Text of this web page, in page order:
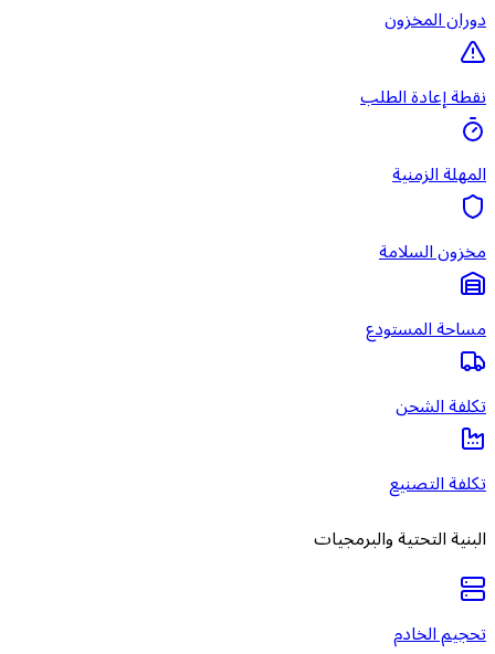
دوران المخزون
نقطة إعادة الطلب
المهلة الزمنية
مخزون السلامة
مساحة المستودع
تكلفة الشحن
تكلفة التصنيع
البنية التحتية والبرمجيات
تحجيم الخادم